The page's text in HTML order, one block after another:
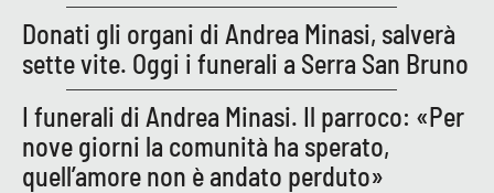
Reggio Calabria
Cosenza
Lamezia Terme
Donati gli organi di Andrea Minasi, salverà
sette vite. Oggi i funerali a Serra San Bruno
I funerali di Andrea Minasi. Il parroco: «Per
nove giorni la comunità ha sperato,
quell’amore non è andato perduto»